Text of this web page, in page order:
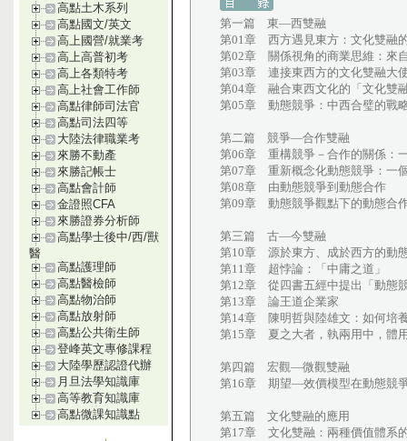
高點土木系列
高點國文/英文
高上國營/就業考
高上高普初考
高上各類特考
高上社會工作師
高點律師司法官
高點司法四等
大陸法律職業考
來勝不動產
來勝記帳士
高點會計師
金證照CFA
來勝證券分析師
高點學士後中/西/獸
醫
高點護理師
高點醫檢師
高點物治師
高點放射師
高點公共衛生師
登峰英文專修課程
大陸學歷認證代辦
月旦法學知識庫
高等教育知識庫
高點微課知識點
第一篇 東—西雙融
第01章 西方遇見東方：文化雙融
第02章 關係視角的商業思維：來
第03章 連接東西方的文化雙融大
第04章 融合東西文化的「文化雙
第05章 動態競爭：中西合璧的戰
第二篇 競爭—合作雙融
第06章 重構競爭－合作的關係：
第07章 重新概念化動態競爭：一
第08章 由動態競爭到動態合作
第09章 動態競爭觀點下的動態合
第三篇 古—今雙融
第10章 源於東方、成於西方的動
第11章 超悖論：「中庸之道」
第12章 從四書五經中提出「動態
第13章 論王道企業家
第14章 陳明哲與陸雄文：如何培
第15章 夏之大者，執兩用中，體
第四篇 宏觀—微觀雙融
第16章 期望—效價模型在動態競
第五篇 文化雙融的應用
第17章 文化雙融：兩種價值體系